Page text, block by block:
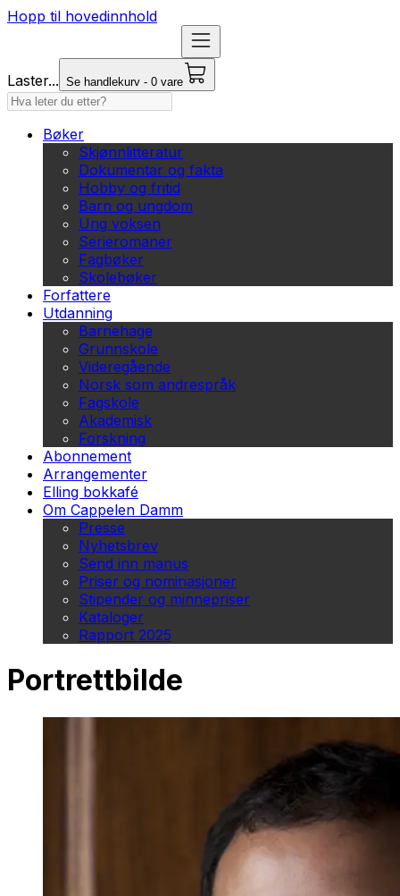
Hopp til hovedinnhold
Laster... Se handlekurv - 0 vare
Bøker
Skjønnlitteratur
Dokumentar og fakta
Hobby og fritid
Barn og ungdom
Ung voksen
Serieromaner
Fagbøker
Skolebøker
Forfattere
Utdanning
Barnehage
Grunnskole
Videregående
Norsk som andrespråk
Fagskole
Akademisk
Forskning
Abonnement
Arrangementer
Elling bokkafé
Om Cappelen Damm
Presse
Nyhetsbrev
Send inn manus
Priser og nominasjoner
Stipender og minnepriser
Kataloger
Rapport 2025
Portrettbilde